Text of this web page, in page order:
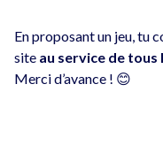
En proposant un jeu, tu
site au service de
Merci d’avance ! 😊